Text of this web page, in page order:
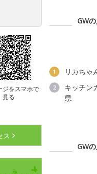
ジをスマホで
見る
ス
GW
1 リカちゃ
2
キッチン
県
GW